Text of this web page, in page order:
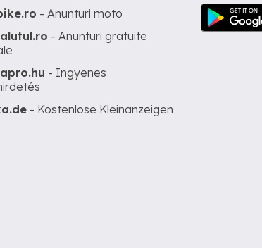
- Anunturi moto
- Anunturi gratuite
- Ingyenes
- Kostenlose Kleinanzeigen